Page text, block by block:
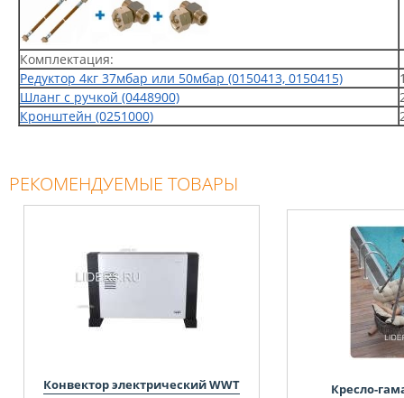
Комплектация:
Редуктор 4кг 37мбар или 50мбар (0150413, 0150415)
Шланг с ручкой (0448900)
Кронштейн (0251000)
РЕКОМЕНДУЕМЫЕ ТОВАРЫ
Конвектор электрический WWT
Кресло-